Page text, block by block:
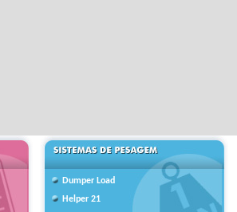
Dumper Load
Helper 21